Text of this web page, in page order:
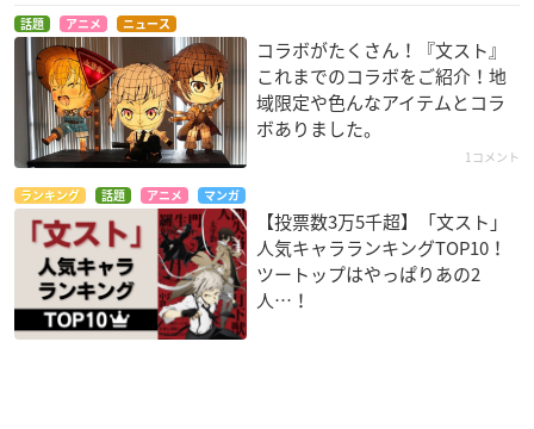
話題 アニメ ニュース
コラボがたくさん！『文スト』
これまでのコラボをご紹介！地
域限定や色んなアイテムとコラ
ボありました。
1コメント
ランキング 話題 アニメ マンガ
【投票数3万5千超】「文スト」
人気キャラランキングTOP10！
ツートップはやっぱりあの2
人…！